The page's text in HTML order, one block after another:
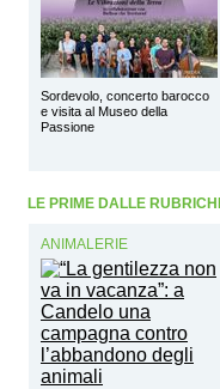
Sordevolo, concerto barocco
e visita al Museo della
Passione
LE PRIME DALLE
ANIMALERIE